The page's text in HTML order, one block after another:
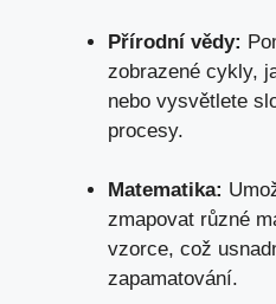
Přírodní vědy:
zobrazené cykly,
nebo vysvětlete
procesy.
Matematika:
zmapovat různé
vzorce, což
zapamatování.